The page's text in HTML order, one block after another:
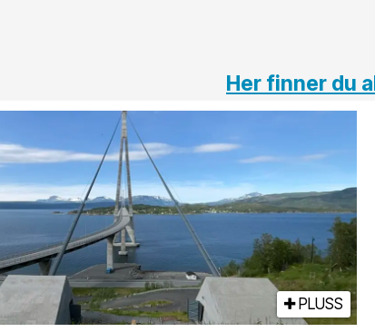
Her finner du
PLUSS